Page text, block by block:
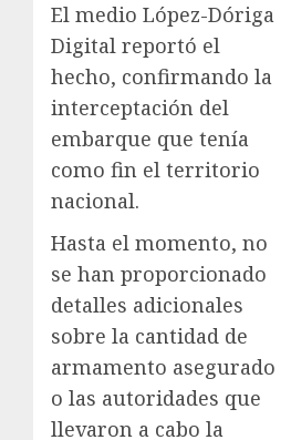
El medio López-Dóriga
Digital reportó el
hecho, confirmando la
interceptación del
embarque que tenía
como fin el territorio
nacional.
Hasta el momento, no
se han proporcionado
detalles adicionales
sobre la cantidad de
armamento asegurado
o las autoridades que
llevaron a cabo la